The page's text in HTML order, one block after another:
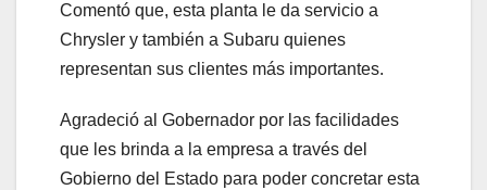
Comentó que, esta planta le da servicio a
Chrysler y también a Subaru quienes
representan sus clientes más importantes.
Agradeció al Gobernador por las facilidades
que les brinda a la empresa a través del
Gobierno del Estado para poder concretar esta